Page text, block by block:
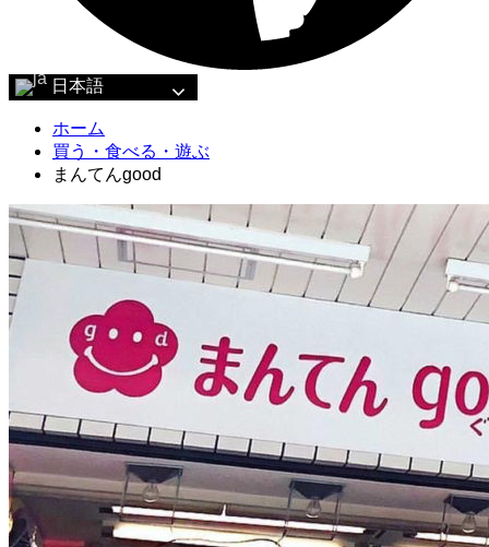
日本語
ホーム
買う・食べる・遊ぶ
まんてんgood